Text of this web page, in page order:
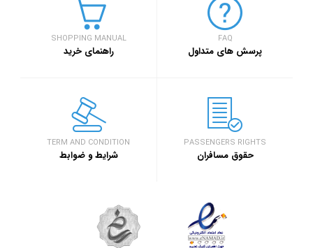
SHOPPING MANUAL
راهنمای خرید
FAQ
پرسش های متداول
TERM AND CONDITION
شرایط و ضوابط
PASSENGERS RIGHTS
حقوق مسافران